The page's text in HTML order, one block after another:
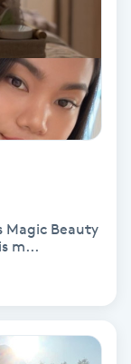
Beauty
m...